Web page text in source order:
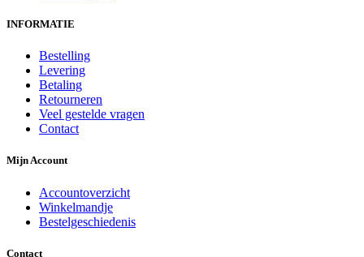
INFORMATIE
Bestelling
Levering
Betaling
Retourneren
Veel gestelde vragen
Contact
Mijn Account
Accountoverzicht
Winkelmandje
Bestelgeschiedenis
Contact